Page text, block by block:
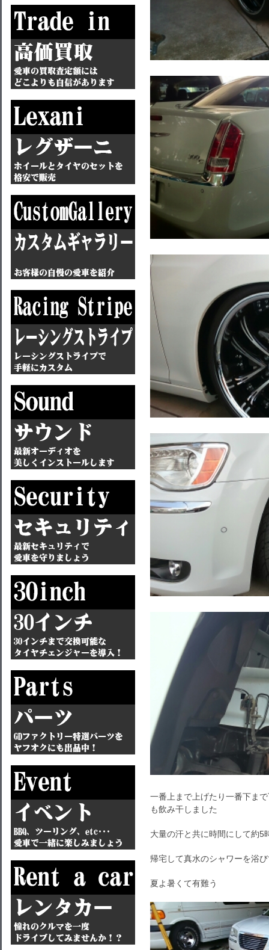
一番上まで上げたり一番下ま
も飲み干しました
大量の汗と共に時間にして約5
帰宅して真水のシャワーを浴
夏よ暑くて有難う